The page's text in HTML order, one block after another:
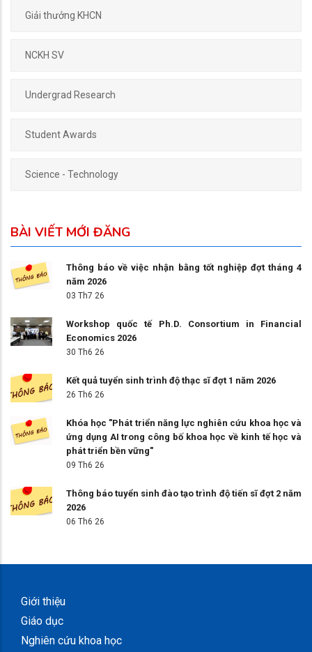
Giải thưởng KHCN
NCKH SV
Undergrad Research
Student Awards
Science - Technology
BÀI VIẾT MỚI ĐĂNG
Thông báo về việc nhận bằng tốt nghiệp đợt tháng 4
năm 2026
03 Th7 26
Workshop quốc tế Ph.D. Consortium in Financial
Economics 2026
30 Th6 26
Kết quả tuyển sinh trình độ thạc sĩ đợt 1 năm 2026
26 Th6 26
Khóa học "Phát triển năng lực nghiên cứu khoa học và
ứng dụng AI trong công bố khoa học về kinh tế học và
phát triển bền vững"
09 Th6 26
Thông báo tuyển sinh đào tạo trình độ tiến sĩ đợt 2 năm
2026
06 Th6 26
Giới thiệu
Giáo dục
Nghiên cứu khoa học